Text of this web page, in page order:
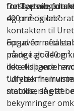
fra Topsoe
forstyrrede
og præcision.”
Det
400 m² og
kontakten til
opgaven med
på de i alt 740
det
udfylder
stabilisering af
Forud for
mange gode og
ikke tidligere
“Uretek
metode, så efter
bekymringer